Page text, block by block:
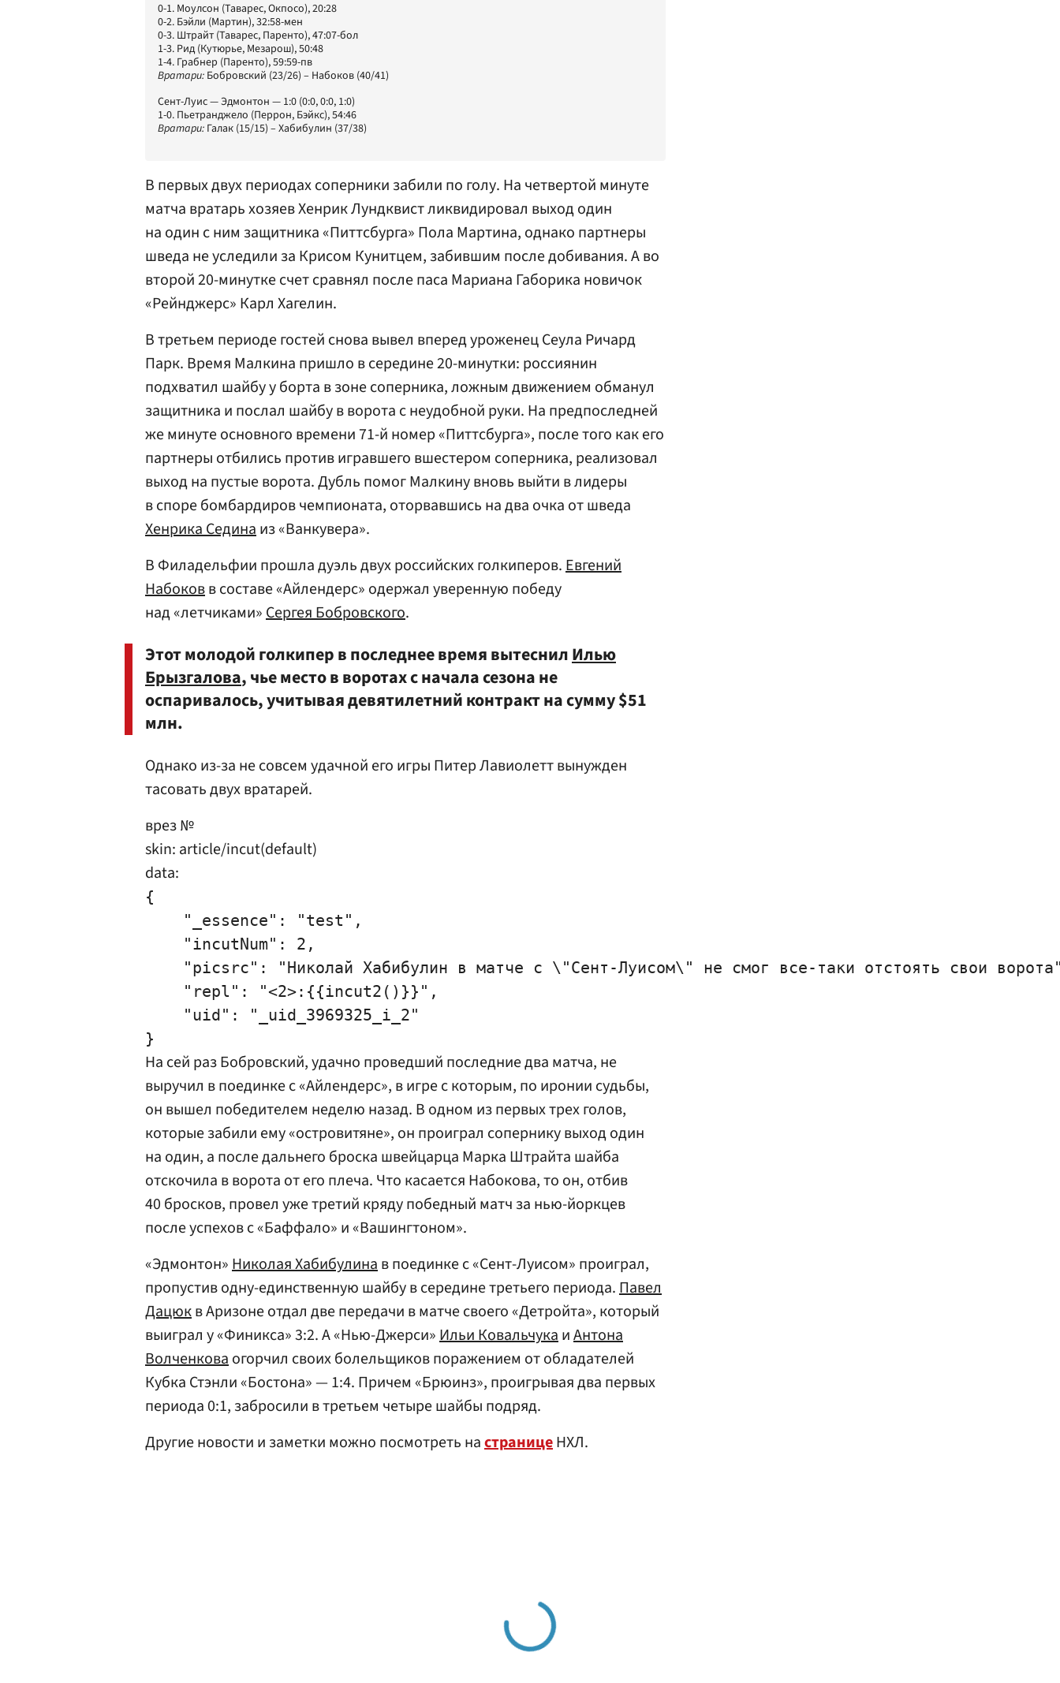
0-1. Моулсон (Таварес, Окпосо), 20:28
0-2. Бэйли (Мартин), 32:58-мен
0-3. Штрайт (Таварес, Паренто), 47:07-бол
1-3. Рид (Кутюрье, Мезарош), 50:48
1-4. Грабнер (Паренто), 59:59-пв
Вратари: Бобровский (23/26) – Набоков (40/41)
Сент-Луис — Эдмонтон — 1:0 (0:0, 0:0, 1:0)
1-0. Пьетранджело (Перрон, Бэйкс), 54:46
Вратари: Галак (15/15) – Хабибулин (37/38)
В первых двух периодах соперники забили по голу. На четвертой минуте
матча вратарь хозяевХенрик Лундквистликвидировал выход один
на один с ним защитника «Питтсбурга» Пола Мартина, однако партнеры
шведа не уследили за Крисом Кунитцем, забившим после добивания. А во
второй 20-минутке счет сравнял после паса Мариана Габорика новичок
«Рейнджерс» Карл Хагелин.
В третьем периоде гостей снова вывел вперед уроженец Сеула Ричард
Парк. Время Малкина пришло в середине 20-минутки: россиянин
подхватил шайбу у борта в зоне соперника, ложным движением обманул
защитника и послал шайбу в ворота с неудобной руки. На предпоследней
же минуте основного времени 71-й номер «Питтсбурга», после того как его
партнеры отбились против игравшего вшестером соперника, реализовал
выход на пустые ворота. Дубль помог Малкину вновь выйти в лидеры
в споре бомбардиров чемпионата, оторвавшись на два очка от шведа
Хенрика Сединаиз «Ванкувера».
В Филадельфии прошла дуэль двух российских голкиперов.Евгений
Набоковв составе «Айлендерс» одержал уверенную победу
над «летчиками»Сергея Бобровского.
Этот молодой голкипер в последнее время вытеснилИлью
Брызгалова, чье место в воротах с начала сезона не
оспаривалось, учитывая девятилетний контракт на сумму $51
млн.
Однако из-за не совсем удачной его игры Питер Лавиолетт вынужден
тасовать двух вратарей.
врез №
skin: article/incut(default)
data:
{
    "_essence": "test",
    "incutNum": 2,
"picsrc": "Николай Хабибулин в матче с \"Сент-Луисом\" не смог все-таки отстоять свои
    "repl": "<2>:{{incut2()}}",
    "uid": "_uid_3969325_i_2"
На сей раз Бобровский, удачно проведший последние два матча, не
выручил в поединке с «Айлендерс», в игре с которым, по иронии судьбы,
он вышел победителем неделю назад. В одном из первых трех голов,
которые забили ему «островитяне», он проиграл сопернику выход один
на один, а после дальнего броска швейцарца Марка Штрайта шайба
отскочила в ворота от его плеча. Что касается Набокова, то он, отбив
40 бросков, провел уже третий кряду победный матч за нью-йоркцев
после успехов с «Баффало» и «Вашингтоном».
«Эдмонтон»Николая Хабибулинав поединке с «Сент-Луисом» проиграл,
пропустив одну-единственную шайбу в середине третьего периода.Павел
Дацюкв Аризоне отдал две передачи в матче своего «Детройта», который
выиграл у «Финикса» 3:2. А «Нью-Джерси»Ильи КовальчукаиАнтона
Волченковаогорчил своих болельщиков поражением от обладателей
Кубка Стэнли «Бостона» — 1:4. Причем «Брюинз», проигрывая два первых
периода 0:1, забросили в третьем четыре шайбы подряд.
Другие новости и заметки можно посмотреть настраницеНХЛ.